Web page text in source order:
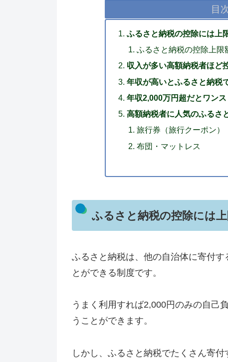
目
ふるさと納税の控除には上
ふるさと納税の控除上限
収入が多い高額納税者ほど
年収が高いとふるさと納税
年収2,000万円超だとワン
高額納税者に人気のふるさ
旅行券（旅行クーポン）
布団・マットレス
ふるさと納税の控除には
ふるさと納税は、他の自治体に寄付
とができる制度です。
うまく利用すれば2,000円のみの自己
うことができます。
しかし、ふるさと納税でたくさん寄